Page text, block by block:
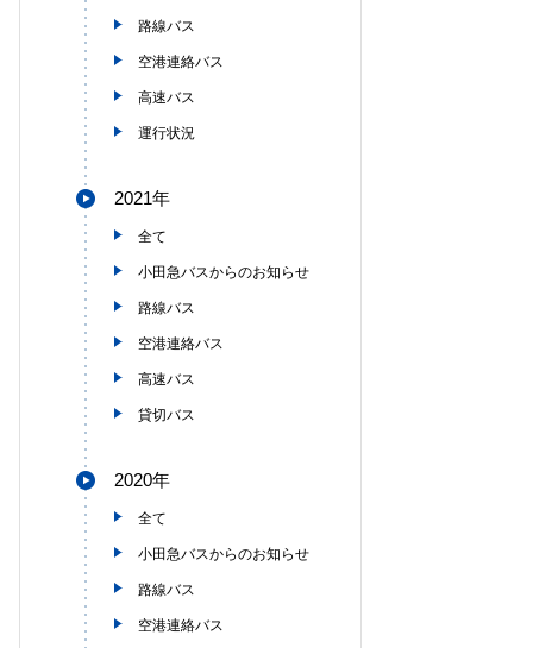
路線バス
空港連絡バス
高速バス
運行状況
2021年
全て
小田急バスからのお知らせ
路線バス
空港連絡バス
高速バス
貸切バス
2020年
全て
小田急バスからのお知らせ
路線バス
空港連絡バス